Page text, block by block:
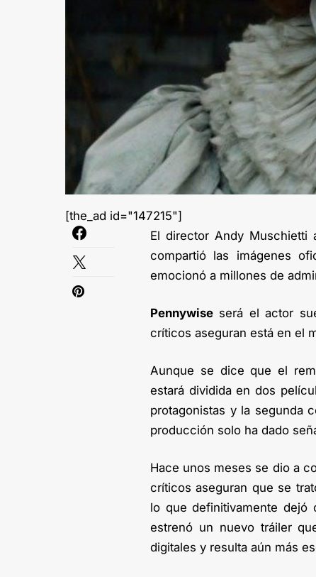
[the_ad id="147215"]
El director Andy Muschietti
compartió las imágenes
emocionó a millones de
Pennywise será el actor
críticos aseguran está en el
Aunque se dice que el
estará dividida en dos
protagonistas y la segunda
producción solo ha dado
Hace unos meses se dio a
críticos aseguran que se
lo que definitivamente
estrenó un nuevo tráiler
digitales y resulta aún más